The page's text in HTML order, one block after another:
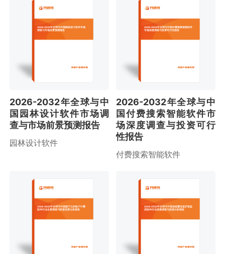
2026-2032年全球与中国园林设计软件市场
调查与市场前景预测报告
2026-2032年全球与中
国园林设计软件市场调
查与市场前景预测报告
园林设计软件
2026-2032年全球与中国付费搜索智能软件
市场深度调查与投资可行性报告
2026-2032年全球与中
国付费搜索智能软件市
场深度调查与投资可行
性报告
付费搜索智能软件
2026-2032年全球与中国基于云的租户计费
软件行业全景调查与投资前景分析报告
2026-2032年全球与中国远程重症监护室监
控软件行业深度调查与投资分析报告